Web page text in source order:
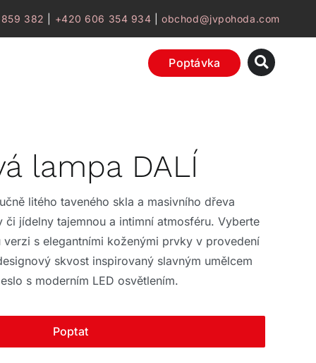
382 +420 606 354 934 |obchod@jvpohoda.com
Poptávka
lampa DALÍ
litého taveného skla a masivního dřeva
či jídelny tajemnou a intimní atmosféru. Vyberte
verzi s elegantními koženými prvky v provedení
skvost inspirovaný slavným umělcem
s moderním LED osvětlením.
Poptat